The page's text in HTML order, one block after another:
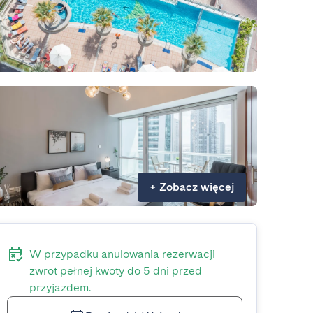
+ Zobacz więcej
W przypadku anulowania rezerwacji
zwrot pełnej kwoty do 5 dni przed
przyjazdem.